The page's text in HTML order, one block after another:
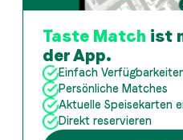
Taste Match ist
der App.
Einfach
Persönliche Matches
Aktuelle Speisekarten
Direkt reservieren